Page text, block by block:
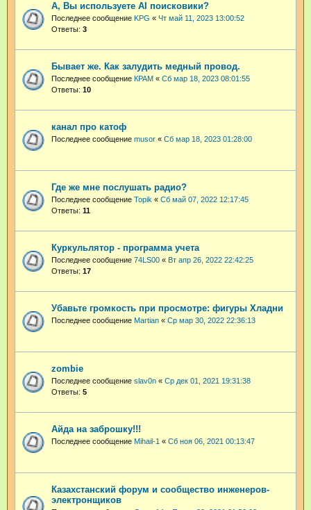
А, Вы используете AI поисковики?
Последнее сообщение KPG « Чт май 11, 2023 13:00:52
Ответы: 3
Бывает же. Как залудить медный провод.
Последнее сообщение КРАМ « Сб мар 18, 2023 08:01:55
Ответы: 10
канал про катоф
Последнее сообщение musor « Сб мар 18, 2023 01:28:00
Где же мне послушать радио?
Последнее сообщение Topik « Сб май 07, 2022 12:17:45
Ответы: 11
Куркульлятор - программа учета
Последнее сообщение 74LS00 « Вт апр 26, 2022 22:42:25
Ответы: 17
Убавьте громкость при просмотре: фигуры Хладни
Последнее сообщение Martian « Ср мар 30, 2022 22:36:13
zombie
Последнее сообщение slav0n « Ср дек 01, 2021 19:31:38
Ответы: 5
Айда на заброшку!!!
Последнее сообщение Mihail-1 « Сб ноя 06, 2021 00:13:47
Казахстанский форум и сообщество инженеров-
электронщиков